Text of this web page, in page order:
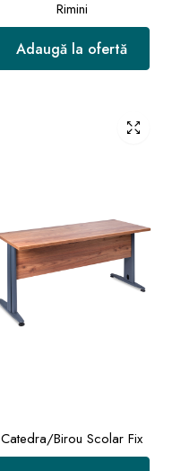
Rimini
Adaugă la ofertă
Catedra/Birou Scolar Fix